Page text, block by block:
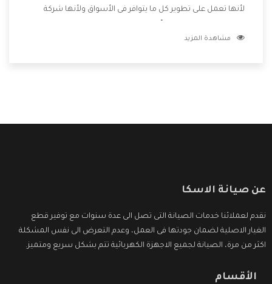
لأنها تعمل على تطوير كل ما يتوافر فى الأسواق ولأنها شركة
وتقدم للعملاء أقوى العروض والخصومات التى تسهل على
مشاهدة المزيد
عن صيانة الاسكا
نقدم لعملائنا خدمات الصيانة التى تصل الى عدة سنوات مع توفير قطع
الغيار الاصلية لضمان جودتها فى العمل، وعدم التعرض الى نفس المشكلة
اكثر من مرة، الصيانة لجميع الاجهزة الكهربائية تتم بشكل سريع ومتميز.
الأقسام